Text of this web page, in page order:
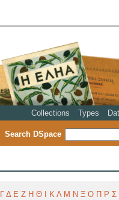
Collections Types
Search DSpace
Γ Δ Ε Ζ Η Θ Κ Λ Μ Ν Ξ Ο Π Ρ Σ